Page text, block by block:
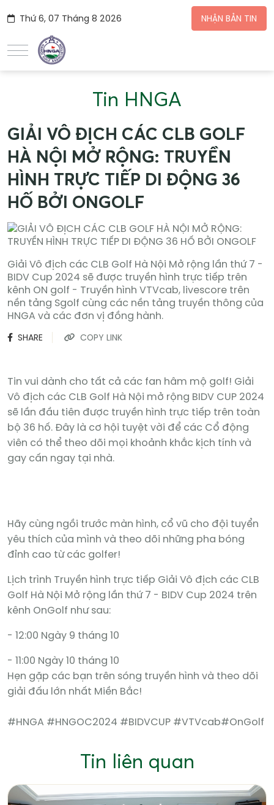
Thứ 6, 07 Tháng 8 2026 NHẬN BẢN TIN
Tin HNGA
GIẢI VÔ ĐỊCH CÁC CLB GOLF
HÀ NỘI MỞ RỘNG: TRUYỀN
HÌNH TRỰC TIẾP DI ĐỘNG 36
HỐ BỞI ONGOLF
Giải Vô địch các CLB Golf Hà Nội Mở rộng lần thứ 7 -
BIDV Cup 2024 sẽ được truyền hình trực tiếp trên
kênh ON golf - Truyền hình VTVcab, livescore trên
nền tảng Sgolf cùng các nền tảng truyền thông của
HNGA và các đơn vị đồng hành.
SHARE COPY LINK
Tin vui dành cho tất cả các fan hâm mộ golf! Giải
Vô địch các CLB Golf Hà Nội mở rộng BIDV CUP 2024
sẽ lần đầu tiên được truyền hình trực tiếp trên toàn
bộ 36 hố. Đây là cơ hội tuyệt vời để các Cổ động
viên có thể theo dõi mọi khoảnh khắc kịch tính và
gay cấn ngay tại nhà.
Hãy cùng ngồi trước màn hình, cổ vũ cho đội tuyển
yêu thích của mình và theo dõi những pha bóng
đỉnh cao từ các golfer!
Lịch trình Truyền hình trực tiếp Giải Vô địch các CLB
Golf Hà Nội Mở rộng lần thứ 7 - BIDV Cup 2024 trên
kênh OnGolf như sau:
- 12:00 Ngày 9 tháng 10
- 11:00 Ngày 10 tháng 10
Hẹn gặp các bạn trên sóng truyền hình và theo dõi
giải đấu lớn nhất Miền Bắc!
#HNGA #HNGOC2024 #BIDVCUP #VTVcab#OnGolf
Tin liên quan